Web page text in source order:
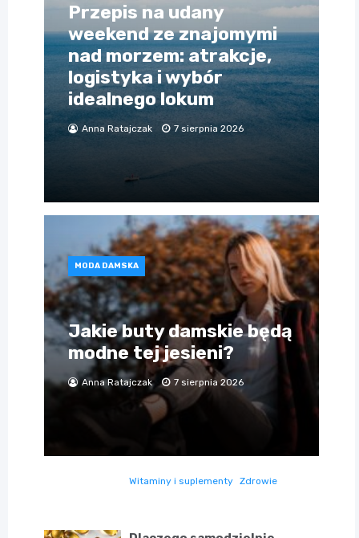
Przepis na udany
weekend ze znajomymi
nad morzem: atrakcje,
logistyka i wybór
idealnego lokum
Anna Ratajczak 7 sierpnia 2026
MODA DAMSKA
Jakie buty damskie będą
modne tej jesieni?
Anna Ratajczak 7 sierpnia 2026
Witaminy i suplementy Zdrowie